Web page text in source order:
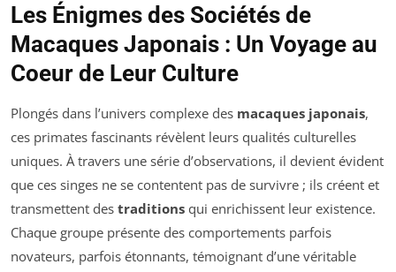
Les Énigmes des Sociétés de
Macaques Japonais : Un Voyage au
Coeur de Leur Culture
Plongés dans l’univers complexe des macaques japonais,
ces primates fascinants révèlent leurs qualités culturelles
uniques. À travers une série d’observations, il devient évident
que ces singes ne se contentent pas de survivre ; ils créent et
transmettent des traditions qui enrichissent leur existence.
Chaque groupe présente des comportements parfois
novateurs, parfois étonnants, témoignant d’une véritable